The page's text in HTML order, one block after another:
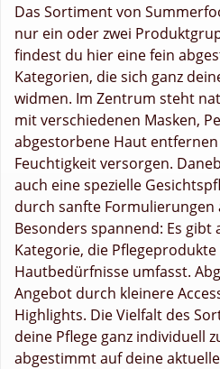
Das Sortiment von
nur ein oder zwei
findest du hier eine fein
Kategorien, die sich ganz
widmen. Im Zentrum steht
mit verschiedenen Masken,
abgestorbene Haut
Feuchtigkeit versorgen.
auch eine spezielle
durch sanfte Formulierungen
Besonders spannend: Es gibt
Kategorie, die
Hautbedürfnisse umfasst.
Angebot durch kleinere
Highlights. Die Vielfalt des
deine Pflege ganz individuell
abgestimmt auf deine